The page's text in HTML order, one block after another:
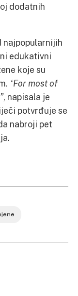
dodatnih
najpopularnijih
edukativni
koje su
“For most of
, napisala je
potvrđuje se
nabroji pet